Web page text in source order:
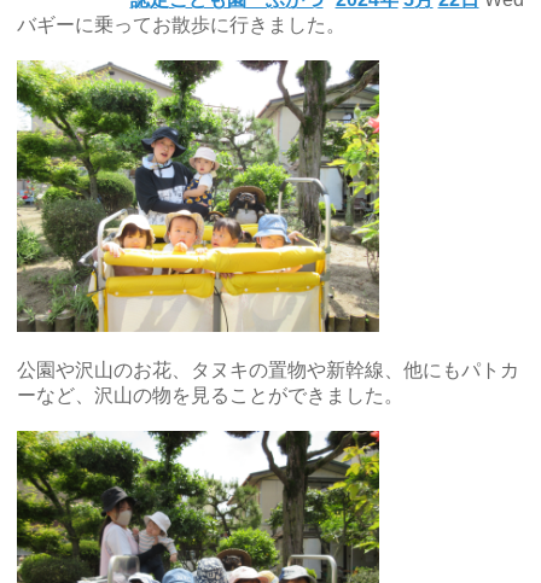
バギーに乗ってお散歩に行きました。
公園や沢山のお花、タヌキの置物や新幹線、他にもパトカ
ーなど、沢山の物を見ることができました。